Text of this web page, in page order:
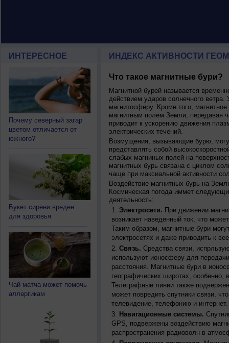
ИНТЕРЕСНОЕ
Почему северный загар
цветом отличается от
южного?
Букет сирени вреден
для здоровья
Чай матча может помочь
аллергикам
ИНДЕКС АКТИВНОСТИ
Что такое магнитные бури?
Магнитной бурей называется
действием ударов солнечного ветра.
магнитосферу. Кроме того,
магнитным полем Земли, передавая
приводит к ускорению движения
электрических течений.
Возмущения, вызывающие бурю,
представлять собой
слабых магниных полей на
магнитных бурь связана с циклом
чаще при максиальной активности
Воздействие магнитных бурь на
Космическая погода иммет
деятельность:
Электросети. При движении
возникает наведенный ток, что
Таким образом, магнитные бури
электросетях и даже приводить к
Связь. Средства связи,
используют ионосферу для
расстояния. Магнитные бури в
географических широтах,
Телеграфные линии также
может повредить спутники связи,
телевидение, телефонию и интернет.
Навигационные системы.
GPS, подвержены воздействию
распространения радиоволн в